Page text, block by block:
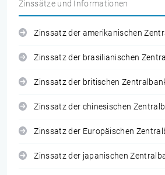
Zinssätze und Informationen
Zinssatz der amerikanischen
Zinssatz der brasilianischen
Zinssatz der britischen
Zinssatz der chinesischen
Zinssatz der Europäischen
Zinssatz der japanischen